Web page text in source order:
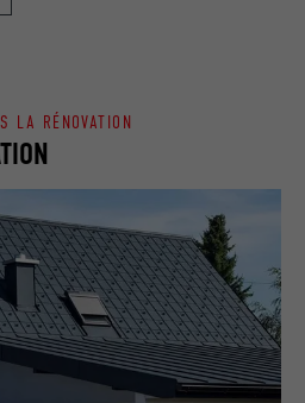
LA RÉNOVATION
par le service de réseau social
par le service de réseau social
pour suivre l'utilisation de
intégrés